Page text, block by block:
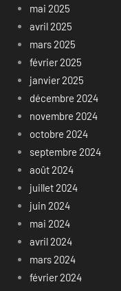
mai 2025
avril 2025
mars 2025
février 2025
janvier 2025
décembre 2024
novembre 2024
octobre 2024
septembre 2024
août 2024
juillet 2024
juin 2024
mai 2024
avril 2024
mars 2024
février 2024